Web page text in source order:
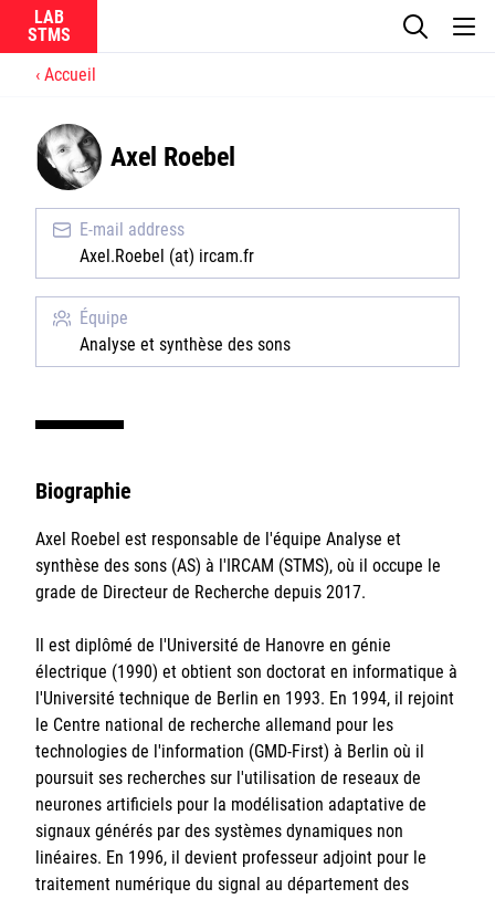
LAB
Ircam
Ministère de la Culture
Offres d'emplois/stages
Login/Signup
La recherche
Actualités
Équipes
Accueil
Axel Roebel
E-mail address
Axel.Roebel (at) ircam.fr
Équipe
Analyse et synthèse des sons
Biographie
Axel Roebel est responsable de l'équipe Analyse et
synthèse des sons (AS) à l'IRCAM (STMS), où il occupe le
grade de Directeur de Recherche depuis 2017.
Il est diplômé de l'Université de Hanovre en génie
électrique (1990) et obtient son doctorat en informatique à
l'Université technique de Berlin en 1993. En 1994, il rejoint
le Centre national de recherche allemand pour les
technologies de l'information (GMD-First) à Berlin où il
poursuit ses recherches sur l'utilisation de reseaux de
neurones artificiels pour la modélisation adaptative de
signaux générés par des systèmes dynamiques non
linéaires. En 1996, il devient professeur adjoint pour le
traitement numérique du signal au département des